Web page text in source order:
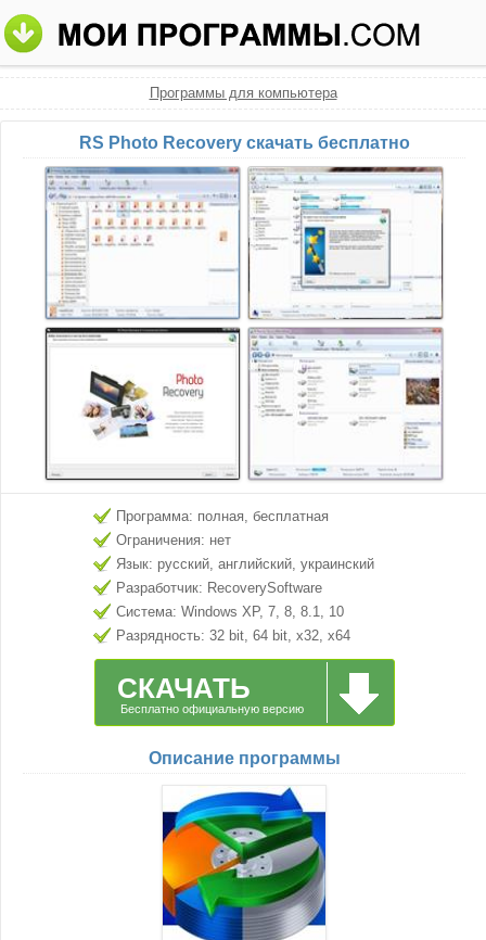
Программы для компьютера
RS Photo Recovery скачать бесплатно
Программа: полная, бесплатная
Ограничения: нет
Язык: русский, английский, украинский
Разработчик: RecoverySoftware
Система: Windows XP, 7, 8, 8.1, 10
Разрядность: 32 bit, 64 bit, x32, x64
СКАЧАТЬ
Бесплатно официальную версию
Описание программы